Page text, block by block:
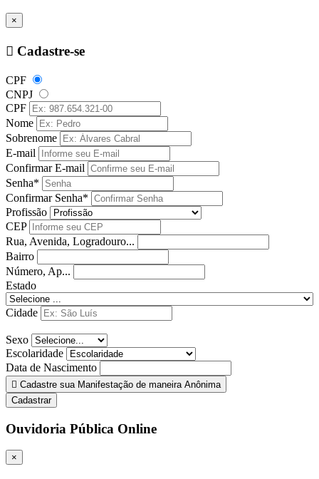
×
Cadastre-se
CPF
CNPJ
CPF
Nome
Sobrenome
E-mail
Confirmar E-mail
Senha*
Confirmar Senha*
Profissão
CEP
Rua, Avenida, Logradouro...
Bairro
Número, Ap...
Estado
Cidade
Sexo
Escolaridade
Data de Nascimento
Cadastre sua Manifestação de maneira Anônima
Cadastrar
Ouvidoria Pública Online
×